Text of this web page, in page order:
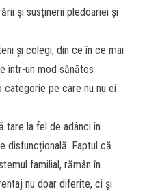
și susținerii pledoariei și
și colegi, din ce în ce mai
într-un mod sănătos
pe care nu nu ei
tare la fel de adânci în
disfuncțională. Faptul că
familial, rămân în
nu doar diferite, ci și